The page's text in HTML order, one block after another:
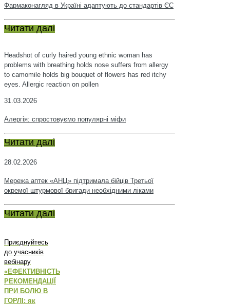
Фармаконагляд в Україні адаптують до стандартів ЄС
Читати далі
Headshot of curly haired young ethnic woman has
problems with breathing holds nose suffers from allergy
to camomile holds big bouquet of flowers has red itchy
eyes. Allergic reaction on pollen
31.03.2026
Алергія: спростовуємо популярні міфи
Читати далі
28.02.2026
Мережа аптек «АНЦ» підтримала бійців Третьої
окремої штурмової бригади необхідними ліками
Читати далі
Приєднуйтесь
до учасників
вебінару
«ЕФЕКТИВНІСТЬ
РЕКОМЕНДАЦІЇ
ПРИ БОЛЮ В
ГОРЛІ: як